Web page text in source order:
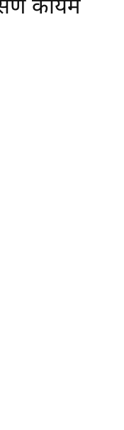
सण कायम